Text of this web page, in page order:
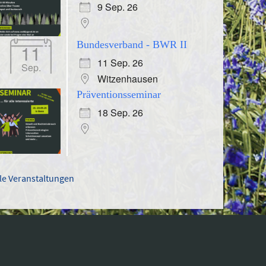
9 Sep. 26
11
Sep.
Bundesverband - BWR II
11 Sep. 26
Witzenhausen
Präventionsseminar
18 Sep. 26
Veranstaltungen